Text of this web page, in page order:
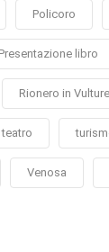
Policoro
Presentazione libro
Rionero in Vulture
teatro
Venosa